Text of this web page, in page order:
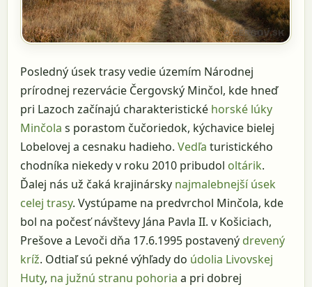
Posledný úsek trasy vedie územím Národnej
prírodnej rezervácie Čergovský Minčol, kde hneď
pri Lazoch začínajú charakteristické horské lúky
Minčola s porastom čučoriedok, kýchavice bielej
Lobelovej a cesnaku hadieho. Vedľa turistického
chodníka niekedy v roku 2010 pribudol oltárik.
Ďalej nás už čaká krajinársky najmalebnejší úsek
celej trasy. Vystúpame na predvrchol Minčola, kde
bol na počesť návštevy Jána Pavla II. v Košiciach,
Prešove a Levoči dňa 17.6.1995 postavený drevený
kríž. Odtiaľ sú pekné výhľady do údolia Livovskej
Huty, na južnú stranu pohoria a pri dobrej